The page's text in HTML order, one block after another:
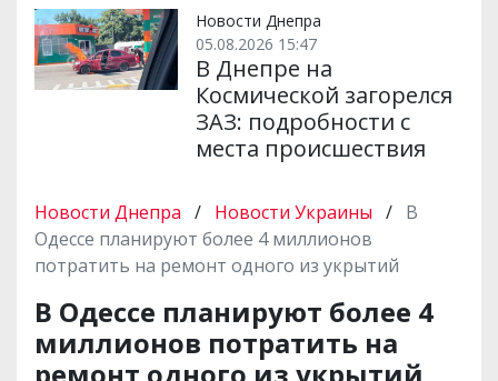
Новости Днепра
05.08.2026 15:47
В Днепре на
Космической загорелся
ЗАЗ: подробности с
места происшествия
Новости Днепра / Новости Украины / В
Одессе планируют более 4 миллионов
потратить на ремонт одного из укрытий
В Одессе планируют более 4
миллионов потратить на